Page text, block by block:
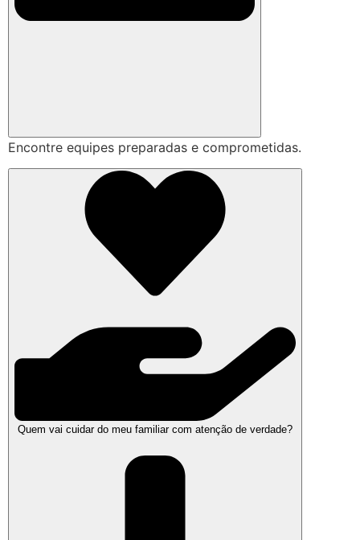
Encontre equipes preparadas e comprometidas.
Quem vai cuidar do meu familiar com atenção de verdade?